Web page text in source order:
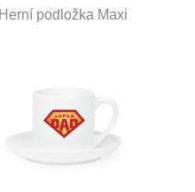
Herní podložka Maxi